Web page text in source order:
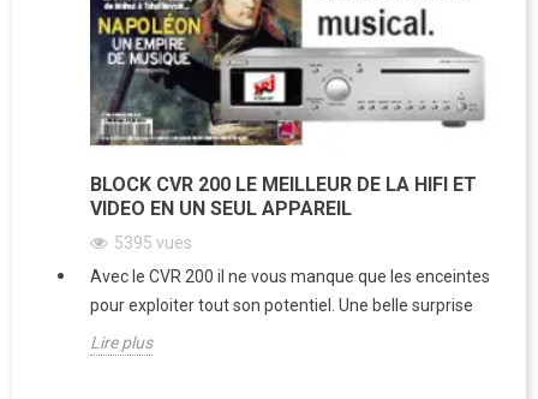
BLOCK CVR 200 LE MEILLEUR DE LA HIFI ET
VIDEO EN UN SEUL APPAREIL
5395 vues
Avec le CVR 200 il ne vous manque que les enceintes
pour exploiter tout son potentiel. Une belle surprise
Lire plus